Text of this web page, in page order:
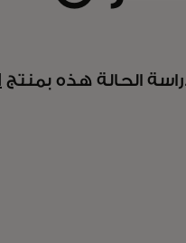
الحالة هذه بمنتج